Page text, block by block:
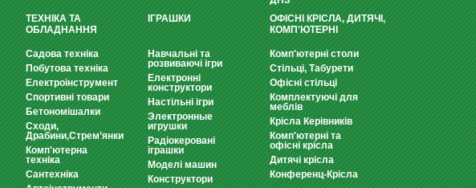
ТЕХНІКА ТА
ОБЛАДНАННЯ
Садова техніка
Побутова техніка
Електроінструмент
Спортивні товари
Бетономішалки
Сходи,
Драбини,Стрем’янки
Комп'ютерна
техніка
Сантехніка
ІГРАШКИ
Навчальні та
розвиваючі ігри
Електронні
конструктори
Настільні ігри
Электронные
игрушки
Радіокеровані
іграшки
Моделі машин
Конструктори
ОФІСНІ КРІСЛА, ДИТЯЧІ,
КОМП'ЮТЕРНІ
Комп'ютерні столи
Стільці, Табурети
Офісні стільці
Комплектуючі для
меблів
Крісла Керівників
Комп'ютерні та
офісні крісла
Дитячі крісла
Конференц-Крісла